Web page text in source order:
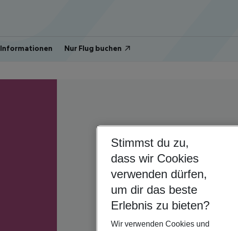
Informationen Nur Flug buchen
Stimmst du zu,
dass wir Cookies
verwenden dürfen,
um dir das beste
Erlebnis zu bieten?
Wir verwenden Cookies und